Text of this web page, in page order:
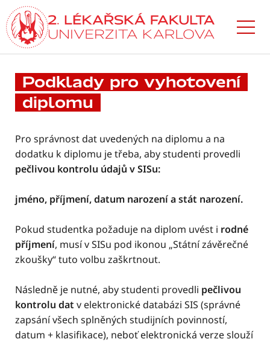
Přejít
k hlavnímu
obsahu
Podklady pro vyhotovení
diplomu
Pro správnost dat uvedených na diplomu a na
dodatku k diplomu je třeba, aby studenti provedli
pečlivou kontrolu údajů v SISu:
jméno, příjmení, datum narození a stát narození.
Pokud studentka požaduje na diplom uvést i rodné
příjmení, musí v SISu pod ikonou „Státní závěrečné
zkoušky“ tuto volbu zaškrtnout.
Následně je nutné, aby studenti provedli pečlivou
kontrolu dat v elektronické databázi SIS (správné
zapsání všech splněných studijních povinností,
datum + klasifikace), neboť elektronická verze slouží